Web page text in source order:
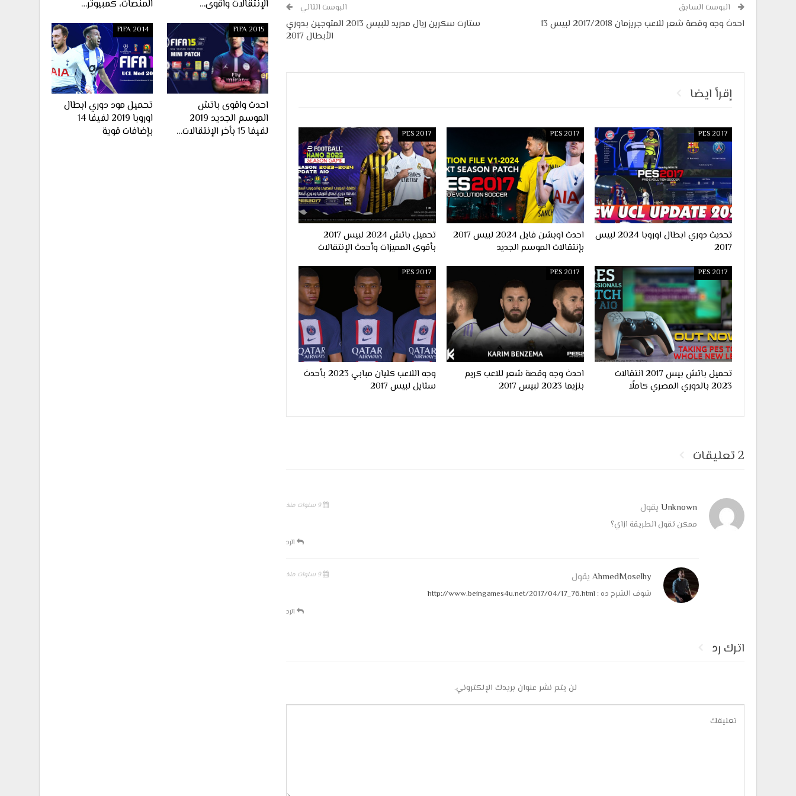
البوست السابق
احدث وجه وقصة شعر للاعب جريزمان 2017/2018 لبيس 13
البوست التالي
ستارت سكرين ريال مدريد للبيس 2013 المتوجين بدوري
الأبطال 2017
إقرأ ايضا
PES 2017
تحديث دوري ابطال اوروبا 2024 لبيس
2017
PES 2017
احدث اوبشن فايل 2024 لبيس 2017
بإنتقالات الموسم الجديد
PES 2017
تحميل باتش 2024 لبيس 2017
بأقوى المميزات وأحدث الإنتقالات
PES 2017
تحميل باتش بيس 2017 انتقالات
2023 بالدوري المصري كاملًا
PES 2017
احدث وجه وقصة شعر للاعب كريم
بنزيما 2023 لبيس 2017
PES 2017
وجه اللاعب كليان مبابي 2023 بأحدث
ستايل لبيس 2017
2 تعليقات
Unknown يقول 9 سنوات منذ
ممكن تقول الطريقة ازاي؟
الرد
AhmedMoselhy يقول 9 سنوات منذ
شوف الشرح ده : http://www.beingames4u.net/2017/04/17_76.html
الرد
اترك رد
لن يتم نشر عنوان بريدك الإلكتروني.
الإنتقالات واقوى…
المنصات، كمبيوتر…
FIFA 2015
احدث واقوى باتش
الموسم الجديد 2019
لفيفا 15 بأخر الإنتقالات…
FIFA 2014
تحميل مود دوري ابطال
اوروبا 2019 لفيفا 14
بإضافات قوية